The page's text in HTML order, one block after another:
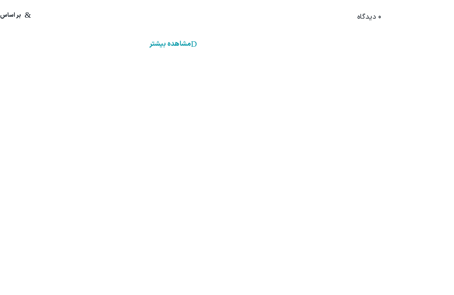
0 دیدگاه
مشاهده بیشتر